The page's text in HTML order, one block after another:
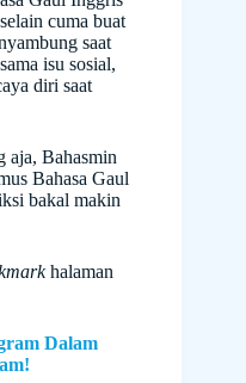
cuma buat
saat
isu sosial,
diri saat
aja, Bahasmin
Bahasa Gaul
bakal makin
halaman
Dalam